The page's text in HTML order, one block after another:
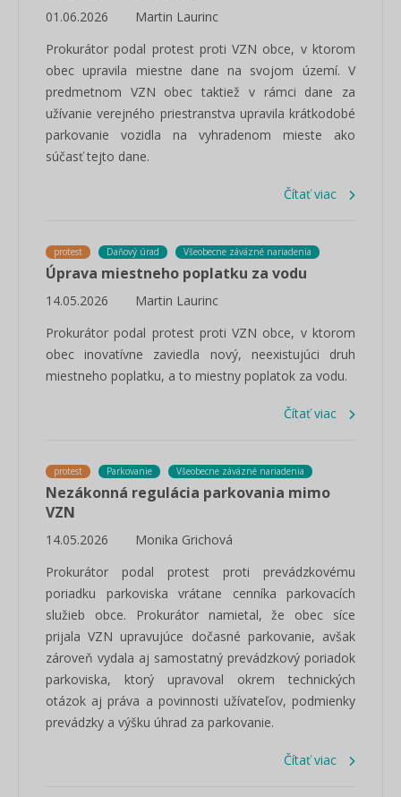
01.06.2026
Martin Laurinc
Prokurátor podal protest proti VZN obce, v ktorom
obec upravila miestne dane na svojom území. V
predmetnom VZN obec taktiež v rámci dane za
užívanie verejného priestranstva upravila krátkodobé
parkovanie vozidla na vyhradenom mieste ako
súčasť tejto dane.
Čítať viac
protest Daňový úrad Všeobecne záväzné nariadenia
Úprava miestneho poplatku za vodu
14.05.2026
Martin Laurinc
Prokurátor podal protest proti VZN obce, v ktorom
obec inovatívne zaviedla nový, neexistujúci druh
miestneho poplatku, a to miestny poplatok za vodu.
Čítať viac
protest Parkovanie Všeobecne záväzné nariadenia
Nezákonná regulácia parkovania mimo
VZN
14.05.2026
Monika Grichová
Prokurátor podal protest proti prevádzkovému
poriadku parkoviska vrátane cenníka parkovacích
služieb obce. Prokurátor namietal, že obec síce
prijala VZN upravujúce dočasné parkovanie, avšak
zároveň vydala aj samostatný prevádzkový poriadok
parkoviska, ktorý upravoval okrem technických
otázok aj práva a povinnosti užívateľov, podmienky
prevádzky a výšku úhrad za parkovanie.
Čítať viac